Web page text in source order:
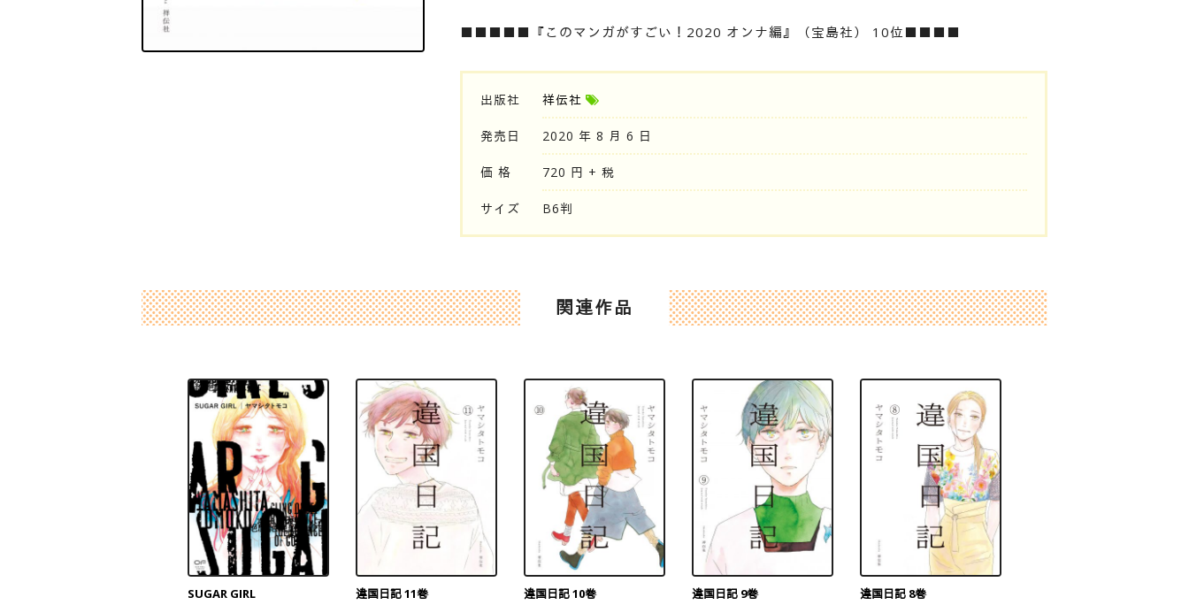
■■■■■『このマンガがすごい！2020 オンナ編』（宝島社） 10位■■■■
出版社 祥伝社
発売日 2020 年 8 月 6 日
価 格 720 円 + 税
サイズ B6判
関連作品
SUGAR GIRL 違国日記 11巻 違国日記 10巻 違国日記 9巻 違国日記 8巻